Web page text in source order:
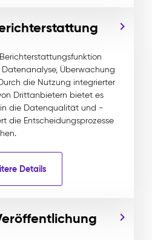
Überwachung
die Nutzung integrierter
Drittanbietern bietet es
die Datenqualität und -
die Entscheidungsprozesse
Details